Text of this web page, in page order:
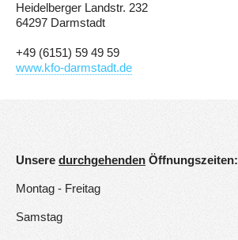
Heidelberger Landstr. 232
64297 Darmstadt
+49 (6151) 59 49 59
www.kfo-darmstadt.de
Unsere durchgehenden Öffnungszeiten:
Montag - Freitag
Samstag